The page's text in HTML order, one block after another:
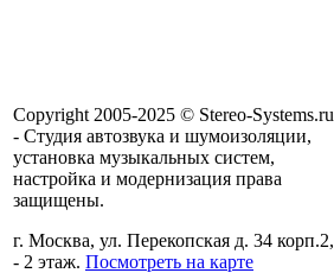
Copyright 2005-2025 © Stereo-Systems.ru
- Студия автозвука и шумоизоляции,
установка музыкальных систем,
настройка и модернизация права
защищены.
г. Москва, ул. Перекопская д. 34 корп.2,
- 2 этаж. Посмотреть на карте